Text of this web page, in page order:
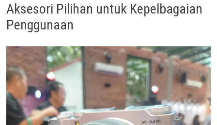
Aksesori Pilihan untuk Kepelbagaian
Penggunaan